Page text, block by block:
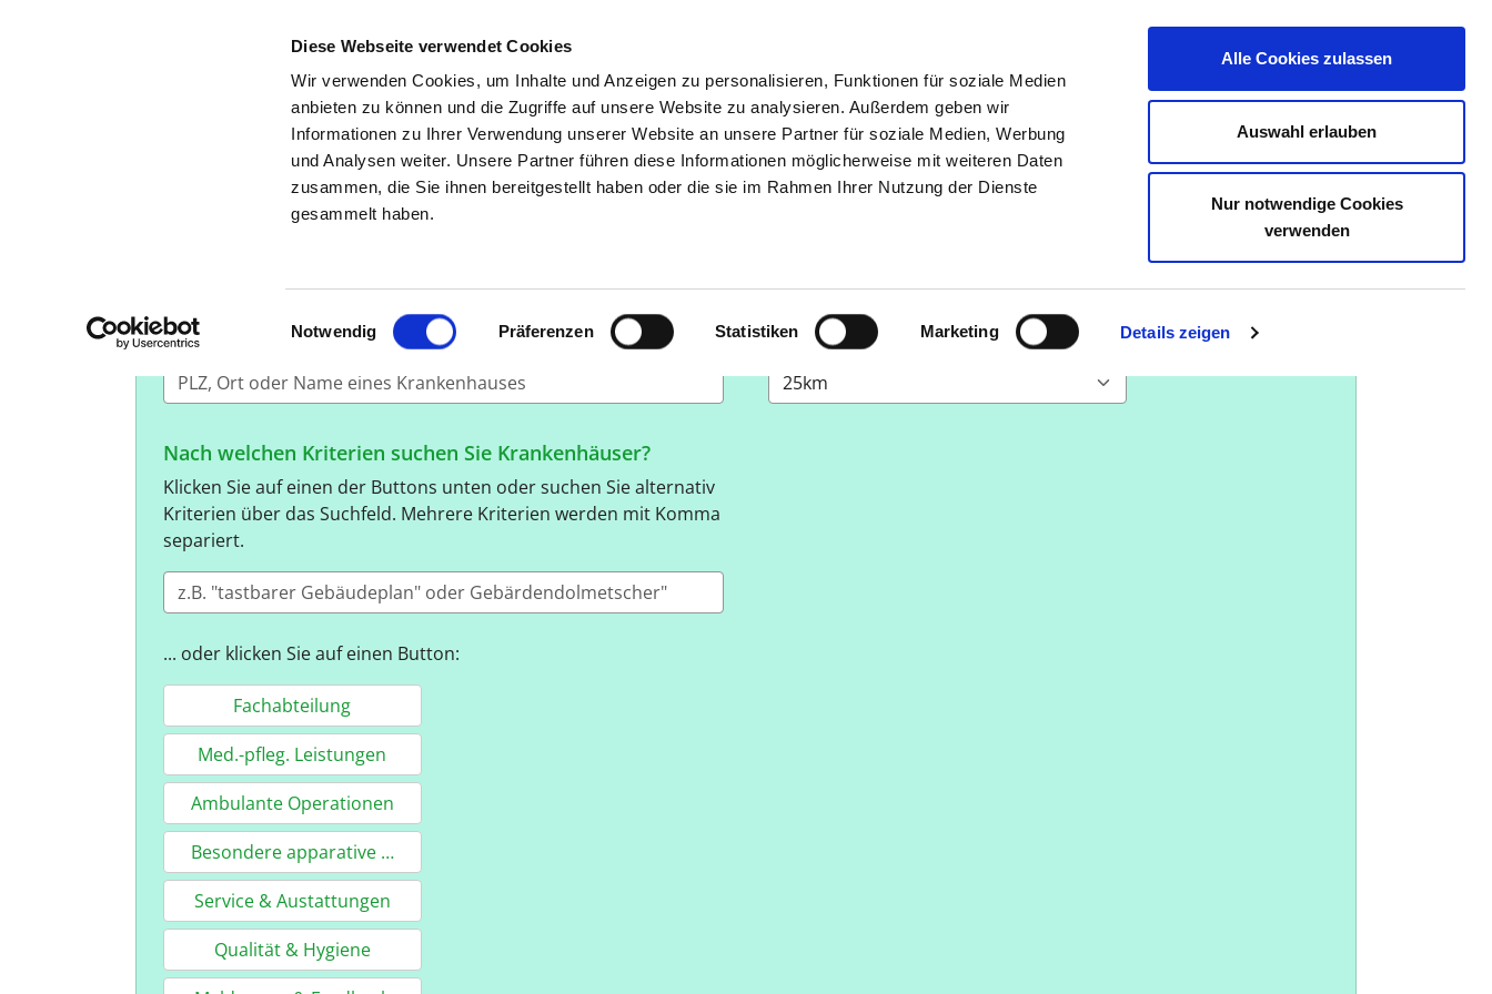
Diese Webseite verwendet Cookies
Wir verwenden Cookies, um Inhalte und Anzeigen zu personalisieren, Funktionen für soziale Medien
anbieten zu können und die Zugriffe auf unsere Website zu analysieren. Außerdem geben wir
Informationen zu Ihrer Verwendung unserer Website an unsere Partner für soziale Medien, Werbung
und Analysen weiter. Unsere Partner führen diese Informationen möglicherweise mit weiteren Daten
zusammen, die Sie ihnen bereitgestellt haben oder die sie im Rahmen Ihrer Nutzung der Dienste
gesammelt haben.
Einwilligungsauswahl
Notwendig Präferenzen Statistiken Marketing Details zeigen
Alle Cookies zulassen
Auswahl erlauben
Nur notwendige Cookies
verwenden
SUCHEN TIPPS & HILFE STELLENBÖRSE KONTAKT
SUCHE NACH AUSSTATTUNG, LEISTUNGEN, STRUKTUR
Mit der geführten Suche können Sie gezielt nach Krankenhäusern suchen, die bestimmte Kriterien erfüllen, also bestimmte Angebote oder
In welcher Region suchen Sie ein Krankenhaus? Suche in welchem Umkreis?
Nach welchen Kriterien suchen Sie Krankenhäuser?
Klicken Sie auf einen der Buttons unten oder suchen Sie alternativ
Kriterien über das Suchfeld. Mehrere Kriterien werden mit Komma
separiert.
... oder klicken Sie auf einen Button:
Fachabteilung
Med.-pfleg. Leistungen
Ambulante Operationen
Besondere apparative Ausstattungen
Service & Austattungen
Qualität & Hygiene